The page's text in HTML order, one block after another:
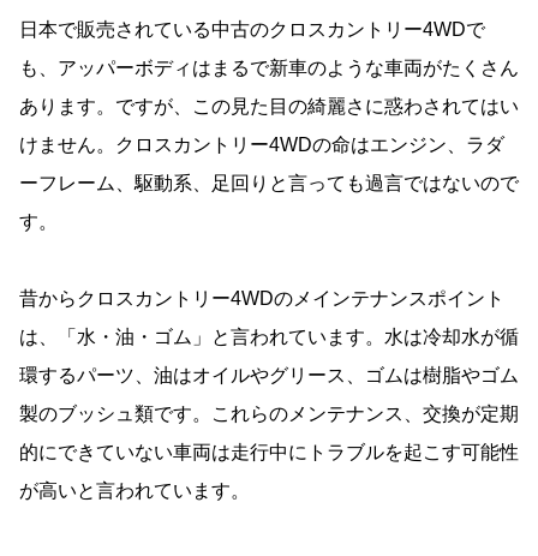
日本で販売されている中古のクロスカントリー4WDで
も、アッパーボディはまるで新車のような車両がたくさん
あります。ですが、この見た目の綺麗さに惑わされてはい
けません。クロスカントリー4WDの命はエンジン、ラダ
ーフレーム、駆動系、足回りと言っても過言ではないので
す。
昔からクロスカントリー4WDのメインテナンスポイント
は、「水・油・ゴム」と言われています。水は冷却水が循
環するパーツ、油はオイルやグリース、ゴムは樹脂やゴム
製のブッシュ類です。これらのメンテナンス、交換が定期
的にできていない車両は走行中にトラブルを起こす可能性
が高いと言われています。